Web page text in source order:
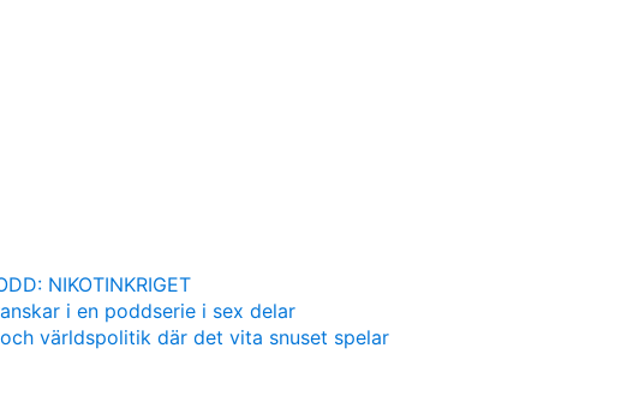
NIKOTINKRIGET
i en poddserie i sex delar
världspolitik där det vita snuset spelar